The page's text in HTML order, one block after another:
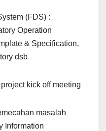
(FDS) :
Operation
& Specification,
dsb
kick off meeting
masalah
Information